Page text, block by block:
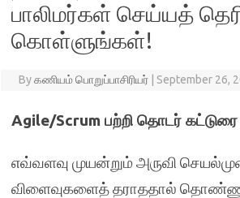
பாலிமர்கள் செய்யத்
கொள்ளுங்கள்!
Byகணியம் பொறுப்பாசிரியர் September 26,
Agile/Scrum பற்றி தொடர் கட்டுரை
எவ்வளவு முயன்றும் அருவி
விளைவுகளைத் தராததால்